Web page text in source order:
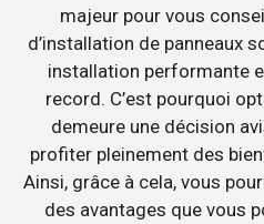
majeur pour vous
d’installation de panneaux
installation performante
record. C’est pourquoi
demeure une décision
profiter pleinement des
Ainsi, grâce à cela, vous
des avantages que vous